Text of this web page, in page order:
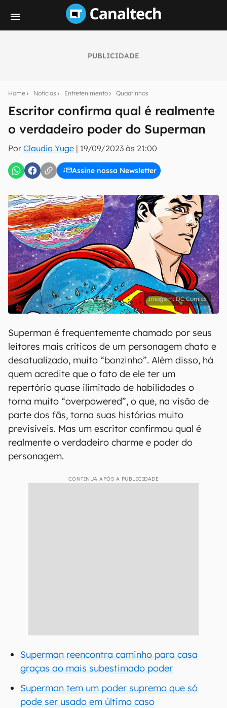
PUBLICIDADE
Home Notícias Entretenimento Quadrinhos
Escritor confirma qual é realmente
o verdadeiro poder do Superman
Por Claudio Yuge | 19/09/2023 às 21:00
Assine nossa Newsletter
notícias e reviews sobre tecnologia em primeira
mão.
E-mail
inscreva-se
Confirmo que li, aceito e concordo com os
Termos de
Uso e Política de Privacidade do Canaltech.
DC Comics
Superman é frequentemente chamado por seus
leitores mais críticos de um personagem chato e
desatualizado, muito “bonzinho”. Além disso, há
quem acredite que o fato de ele ter um
repertório quase ilimitado de habilidades o
torna muito “overpowered”, o que, na visão de
parte dos fãs, torna suas histórias muito
previsíveis. Mas um escritor confirmou qual é
realmente o verdadeiro charme e poder do
personagem.
CONTINUA APÓS A PUBLICIDADE
Superman reencontra caminho para casa
graças ao mais subestimado poder
Superman tem um poder supremo que só
pode ser usado em último caso